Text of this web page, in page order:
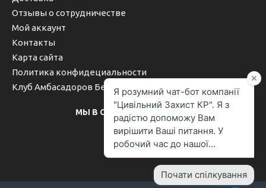
Отзывы о сотрудничестве
Мой аккаунт
Контакты
Карта сайта
Политика конфидециальности
Клуб Амбасадоров Безопасности
МЫ В СОЦИАЛЬНЫХ СЕТЯХ